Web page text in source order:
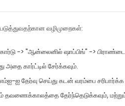
வழிமுறைகள்:
-> "ஆன்லைனில் ஷாப்பிங்" ->
அதை கார்ட்டில் சேர்க்கவும்.
இஎம்ஐ-ஐ தேர்வு செய்து கடன் வரம்பை
தேர்ந்தெடுக்கவும்,